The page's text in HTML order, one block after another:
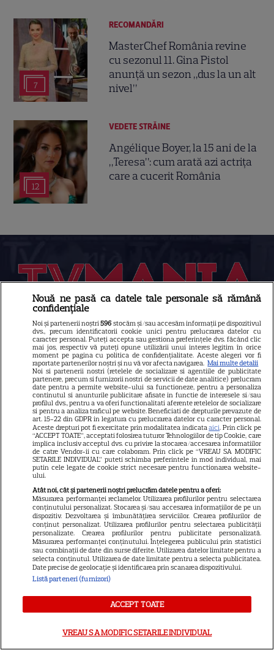
7
RECOMANDĂRI
MasterChef România revine
cu sezonul 11. Gina Pistol
anunță un sezon „dus la un alt
nivel”
12
VEDETE STRĂINE
Angélique Boyer, la 15 ani de la
„Teresa”: cum arată azi actrița
care a cucerit România
Despre Tvmania
Contact
Contacte televiziuni
Abonamente
Publicitate
Termeni și condiții
Despre cookies
Politica de confidenţialitate
NUMĂRUL CURENT
ABONEAZA-TE LA REVISTĂ
Libertatea
Nouă ne pasă ca datele tale personale să rămână
confidențiale
Noi și partenerii noștri596 stocăm și/sau accesăm informații pe dispozitivul
dvs., precum identificatorii cookie unici pentru prelucrarea datelor cu
caracter personal. Puteți accepta sau gestiona preferințele dvs. făcând clic
mai jos, respectiv vă puteți opune utilizării unui interes legitim în orice
moment pe pagina cu politica de confidențialitate. Aceste alegeri vor fi
raportate partenerilor noștri și nu vă vor afecta navigarea. Mai multe detalii
Noi si partenerii nostri (retelele de socializare si agentiile de publicitate
partenere, precum si furnizorii nostri de servicii de date analitice) prelucram
date pentru a permite website-ului sa functioneze, pentru a personaliza
continutul si anunturile publicitare afisate in functie de interesele si/sau
profilul dvs., pentru a va oferi functionalitati aferente retelelor de socializare
si pentru a analiza traficul pe website. Beneficiati de drepturile prevazute de
art. 15-22 din GDPR in legatura cu prelucrarea datelor cu caracter personal.
Aceste drepturi pot fi exercitate prin modalitatea indicataaici. Prin click pe
“ACCEPT TOATE”, acceptati folosirea tuturor Tehnologiilor de tip Cookie, care
implica inclusiv acceptul dvs. cu privire la stocarea/accesarea informatiilor
de catre Vendor-ii cu care colaboram. Prin click pe “VREAU SA MODIFIC
SETARILE INDIVIDUAL” puteti schimba preferintele in mod individual, mai
putin cele legate de cookie strict necesare pentru functionarea website-
ului.
Atât noi, cât și partenerii noștri prelucrăm datele pentru a oferi:
Măsurarea performanței reclamelor. Utilizarea profilurilor pentru selectarea
conținutului personalizat. Stocarea și/sau accesarea informațiilor de pe un
dispozitiv. Dezvoltarea și îmbunătățirea serviciilor. Crearea profilurilor de
conținut personalizat. Utilizarea profilurilor pentru selectarea publicității
personalizate. Crearea profilurilor pentru publicitate personalizată.
Măsurarea performanței conținutului. Înțelegerea publicului prin statistici
sau combinații de date din surse diferite. Utilizarea datelor limitate pentru a
selecta conținutul. Utilizarea de date limitate pentru a selecta publicitatea.
Date precise de geolocație și identificarea prin scanarea dispozitivului.
Listă parteneri (furnizori)
ACCEPT TOATE
VREAU SA MODIFIC SETARILE INDIVIDUAL